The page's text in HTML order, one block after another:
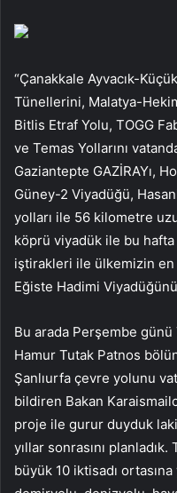
“Çanakkale Ayvacık-
Tünellerini, Malatya-
Bitlis Etraf Yolu, TOGG
ve Temas Yollarını
Gaziantepte GAZİRAYı,
Güney-2 Viyadüğü,
yolları ile 56 kilometre
köprü viyadük ile bu hafta
iştirakleri ile ülkemizin en
Eğiste Hadimi Viyadüğünü
Bu arada Perşembe
Hamur Tutak Patnos
Şanlıurfa çevre yolunu
bildiren Bakan
proje ile gurur duyduk
yıllar sonrasını planladık.
büyük 10 iktisadı